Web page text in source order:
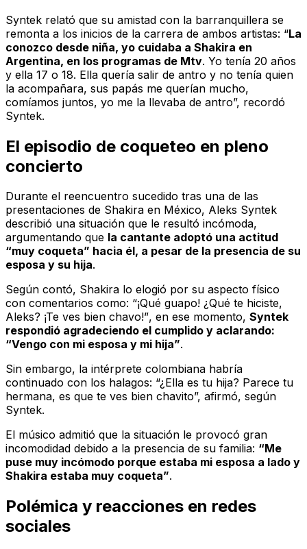
Syntek relató que su amistad con la barranquillera se
remonta a los inicios de la carrera de ambos artistas: “La
conozco desde niña, yo cuidaba a Shakira en
Argentina, en los programas de Mtv. Yo tenía 20 años
y ella 17 o 18. Ella quería salir de antro y no tenía quien
la acompañara, sus papás me querían mucho,
comíamos juntos, yo me la llevaba de antro”, recordó
Syntek.
El episodio de coqueteo en pleno
concierto
Durante el reencuentro sucedido tras una de las
presentaciones de Shakira en México, Aleks Syntek
describió una situación que le resultó incómoda,
argumentando que la cantante adoptó una actitud
“muy coqueta” hacia él, a pesar de la presencia de su
esposa y su hija.
Según contó, Shakira lo elogió por su aspecto físico
con comentarios como: “¡Qué guapo! ¿Qué te hiciste,
Aleks? ¡Te ves bien chavo!”, en ese momento, Syntek
respondió agradeciendo el cumplido y aclarando:
“Vengo con mi esposa y mi hija”.
Sin embargo, la intérprete colombiana habría
continuado con los halagos: “¿Ella es tu hija? Parece tu
hermana, es que te ves bien chavito”, afirmó, según
Syntek.
El músico admitió que la situación le provocó gran
incomodidad debido a la presencia de su familia: “Me
puse muy incómodo porque estaba mi esposa a lado y
Shakira estaba muy coqueta”.
Polémica y reacciones en redes
sociales